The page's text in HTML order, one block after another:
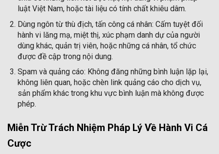
luật Việt Nam, hoặc tài liệu có tính chất khiêu dâm.
Dùng ngôn từ thù địch, tấn công cá nhân: Cấm tuyệt đối
hành vi lăng mạ, miệt thị, xúc phạm danh dự của người
dùng khác, quản trị viên, hoặc những cá nhân, tổ chức
được đề cập trong nội dung.
Spam và quảng cáo: Không đăng những bình luận lặp lại,
không liên quan, hoặc chèn link quảng cáo cho dịch vụ,
sản phẩm khác trong khu vực bình luận mà không được
phép.
Miễn Trừ Trách Nhiệm Pháp Lý Về Hành Vi Cá
Cược